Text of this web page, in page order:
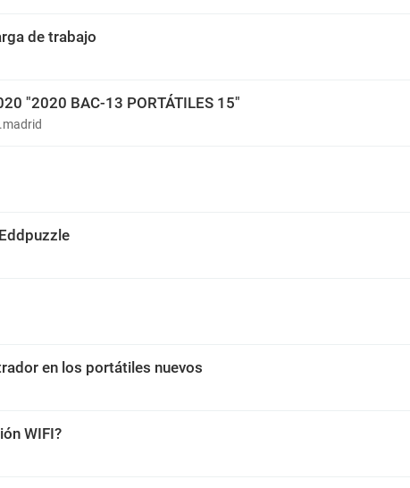
de trabajo
"2020 BAC-13 PORTÁTILES 15"
en los portátiles nuevos
WIFI?